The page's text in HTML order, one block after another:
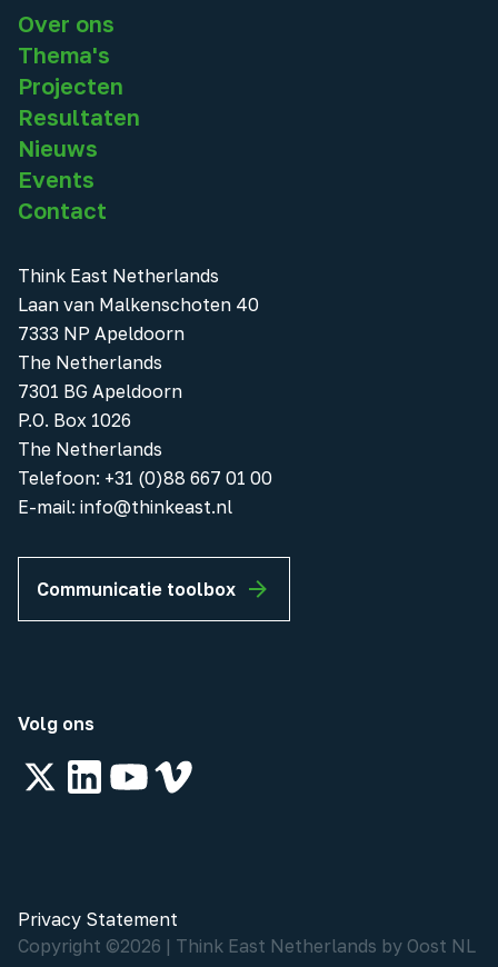
Over ons
Thema's
Projecten
Resultaten
Nieuws
Events
Contact
Think East Netherlands
Laan van Malkenschoten 40
7333 NP Apeldoorn
The Netherlands
7301 BG Apeldoorn
P.O. Box 1026
The Netherlands
Telefoon: +31 (0)88 667 01 00
E-mail: info@thinkeast.nl
Communicatie toolbox
Volg ons
Copyright ©2026 | Think East Netherlands by Oost NL
Privacy Statement